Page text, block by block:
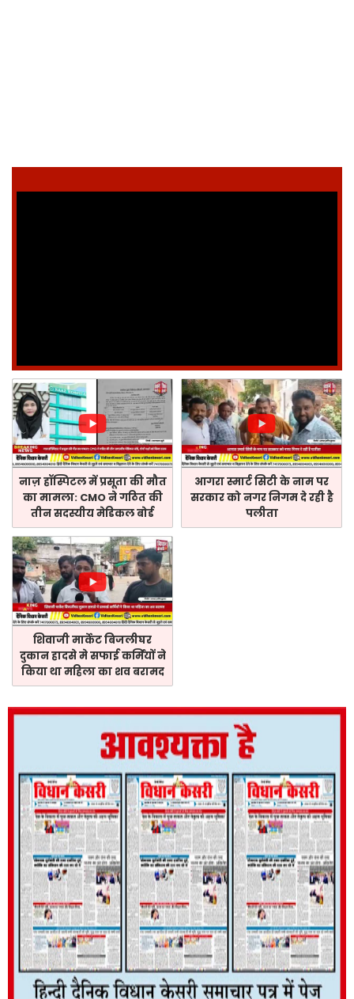
नाज़ हॉस्पिटल में प्रसूता की मौत
का मामला: CMO ने गठित की
तीन सदस्यीय मेडिकल बोर्ड
आगरा स्मार्ट सिटी के नाम पर
सरकार को नगर निगम दे रही है
पलीता
शिवाजी मार्केट बिजलीघर
दुकान हादसे मे सफाई कर्मियों ने
किया था महिला का शव बरामद